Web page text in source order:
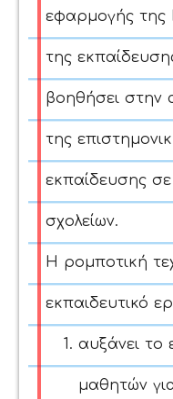
εφαρμογής της
της
βοηθήσει στην
της
εκπαίδευσης
σχολείων.
Η ρομποτική
εκπαιδευτικό
αυξάνει το
μαθητών